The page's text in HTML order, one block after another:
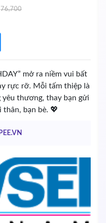
76,700
mở ra niềm vui bất
rực rỡ. Mỗi tấm thiệp là
thương, thay bạn gửi
thân, bạn bè. 💖